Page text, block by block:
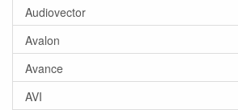
Audiovector
Avalon
Avance
AVI